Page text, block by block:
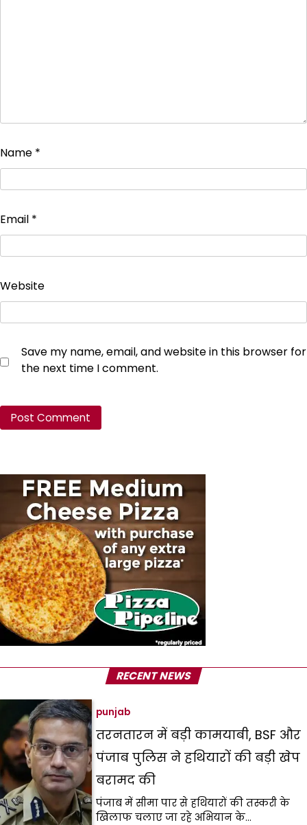
Name *
Email *
Website
Save my name, email, and website in this browser for
the next time I comment.
RECENT NEWS
punjab
तरनतारन में बड़ी कामयाबी, BSF और
पंजाब पुलिस ने हथियारों की बड़ी खेप
बरामद की
पंजाब में सीमा पार से हथियारों की तस्करी के
खिलाफ चलाए जा रहे अभियान के…